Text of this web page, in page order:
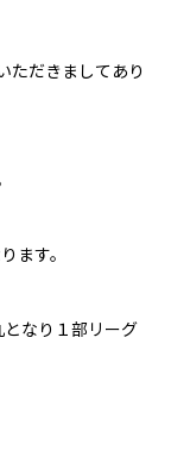
ただきましてあり
ます。
なり１部リーグ